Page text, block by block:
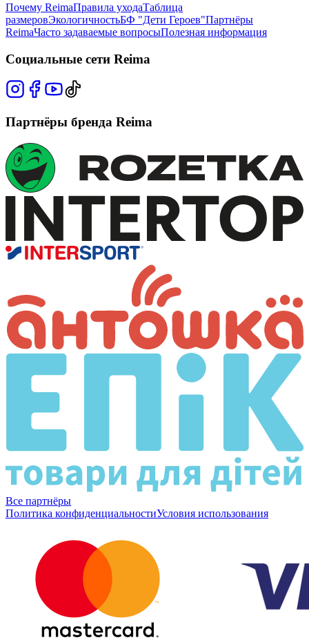
Почему ReimaПравила уходаТаблица
размеровЭкологичностьБФ "Дети Героев"Партнёры
ReimaЧасто задаваемые вопросыПолезная информация
Социальные сети Reima
Партнёры бренда Reima
Все партнёры
Политика конфиденциальностиУсловия использования